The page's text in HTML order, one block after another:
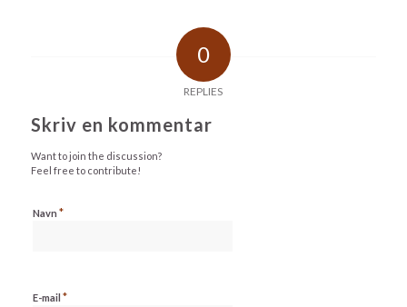
0
REPLIES
Skriv en kommentar
Want to join the discussion?
Feel free to contribute!
Navn *
E-mail *